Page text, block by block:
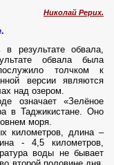
Николай Рерих.
в результате обвала,
обвала была
толчком к
версии являются
над озером.
означает «Зелёное
в Таджикистане. Оно
моря.
километров, длина –
- 4,5 километров,
воды не бывает